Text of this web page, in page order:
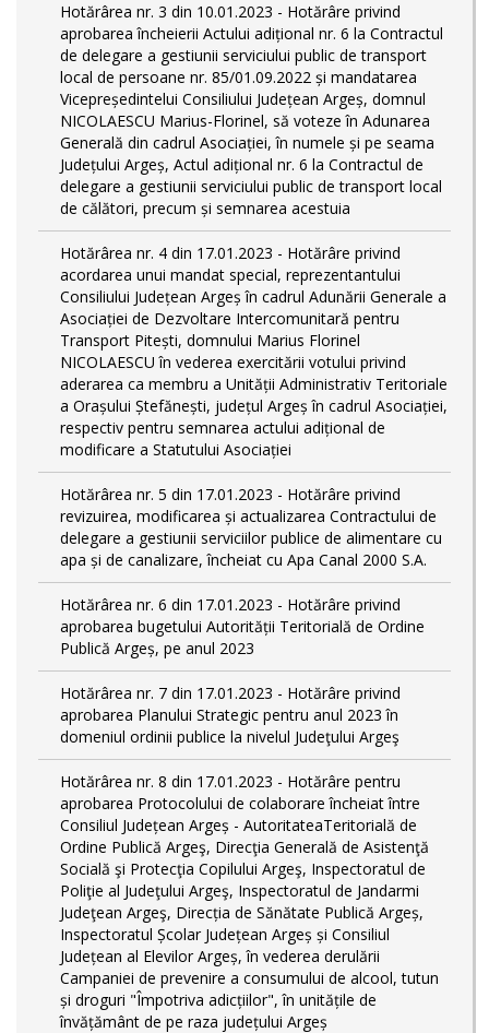
Hotărârea nr. 3 din 10.01.2023 - Hotărâre privind
aprobarea încheierii Actului adițional nr. 6 la Contractul
de delegare a gestiunii serviciului public de transport
local de persoane nr. 85/01.09.2022 și mandatarea
Vicepreședintelui Consiliului Județean Argeș, domnul
NICOLAESCU Marius-Florinel, să voteze în Adunarea
Generală din cadrul Asociației, în numele și pe seama
Județului Argeș, Actul adițional nr. 6 la Contractul de
delegare a gestiunii serviciului public de transport local
de călători, precum și semnarea acestuia
Hotărârea nr. 4 din 17.01.2023 - Hotărâre privind
acordarea unui mandat special, reprezentantului
Consiliului Județean Argeș în cadrul Adunării Generale a
Asociației de Dezvoltare Intercomunitară pentru
Transport Pitești, domnului Marius Florinel
NICOLAESCU în vederea exercitării votului privind
aderarea ca membru a Unității Administrativ Teritoriale
a Orașului Ștefănești, județul Argeș în cadrul Asociației,
respectiv pentru semnarea actului adițional de
modificare a Statutului Asociației
Hotărârea nr. 5 din 17.01.2023 - Hotărâre privind
revizuirea, modificarea și actualizarea Contractului de
delegare a gestiunii serviciilor publice de alimentare cu
apa și de canalizare, încheiat cu Apa Canal 2000 S.A.
Hotărârea nr. 6 din 17.01.2023 - Hotărâre privind
aprobarea bugetului Autorității Teritorială de Ordine
Publică Argeș, pe anul 2023
Hotărârea nr. 7 din 17.01.2023 - Hotărâre privind
aprobarea Planului Strategic pentru anul 2023 în
domeniul ordinii publice la nivelul Judeţului Argeş
Hotărârea nr. 8 din 17.01.2023 - Hotărâre pentru
aprobarea Protocolului de colaborare încheiat între
Consiliul Județean Argeș - AutoritateaTeritorială de
Ordine Publică Argeş, Direcţia Generală de Asistenţă
Socială şi Protecţia Copilului Argeş, Inspectoratul de
Poliţie al Judeţului Argeş, Inspectoratul de Jandarmi
Judeţean Argeş, Direcția de Sănătate Publică Argeș,
Inspectoratul Școlar Județean Argeș și Consiliul
Județean al Elevilor Argeș, în vederea derulării
Campaniei de prevenire a consumului de alcool, tutun
și droguri "Împotriva adicțiilor", în unitățile de
învățământ de pe raza județului Argeș